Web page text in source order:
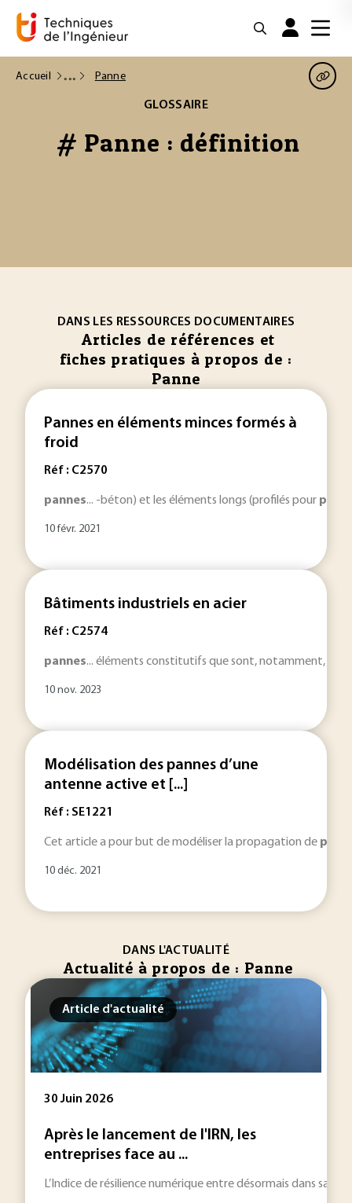
Accueil Panne
GLOSSAIRE
# Panne : définition
DANS LES RESSOURCES DOCUMENTAIRES
Articles de références et
fiches pratiques à propos de :
Panne
Pannes en éléments minces formés à
froid
Réf : C2570
pannes... -béton) et les éléments longs (profilés pour
10 févr. 2021
Bâtiments industriels en acier
Réf : C2574
pannes... éléments constitutifs que sont, notamment, la
10 nov. 2023
Modélisation des pannes d’une
antenne active et [...]
Réf : SE1221
Cet article a pour but de modéliser la propagation de
10 déc. 2021
DANS L'ACTUALITÉ
Actualité à propos de : Panne
Article d'actualité
30 Juin 2026
Après le lancement de l'IRN, les
entreprises face au ...
L’Indice de résilience numérique entre désormais dans sa